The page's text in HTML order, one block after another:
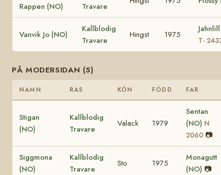
Rappen (NO) Travare
Vanvik Jo (NO)
Kallblodig
Travare
Hingst 1975
T-
PÅ MODERSIDAN (5)
NAMN RAS KÖN FÖDD FAR
Stigan
(NO)
Kallblodig
Travare
Valack 1979
Sentan
(NO) N
2060 📷
Siggmona
(NO)
Kallblodig
Travare
Sto 1975
Monagutt
(NO) 📷